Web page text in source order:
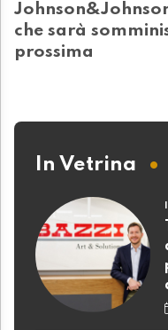
che sarà
prossima
In Vetrina